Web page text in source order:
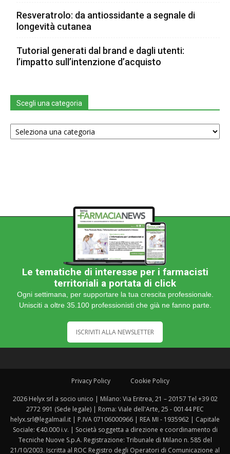
Resveratrolo: da antiossidante a segnale di
longevità cutanea
Tutorial generati dal brand e dagli utenti:
l’impatto sull’intenzione d’acquisto
Scegli una categoria
Scegli
una
Le tematiche di interesse per i farmacisti
territoriali a portata di click
Ogni settimana, per supportare la tua crescita professionale.
Unisciti a oltre 35.100 professionisti che già ne fanno parte.
ISCRIVITI ALLA NEWSLETTER
Privacy Policy Cookie Policy
2026 Helyx srl a socio unico | Milano: Via Eritrea, 21 – 20157 Tel +39 02
2772 991 (Sede legale) | Roma: Viale dell'Arte, 25 - 00144 PEC
helyx.srl@legalmail.it | P.IVA 07106000966 | REA MI - 1935962 | Capitale
Sociale: €40.000 i.v. | Società soggetta a direzione e coordinamento di
Tecniche Nuove S.p.A. Registrazione: Tribunale di Milano n. 585 del
21/10/2003. Iscritta al ROC Registro degli Operatori di Comunicazione al